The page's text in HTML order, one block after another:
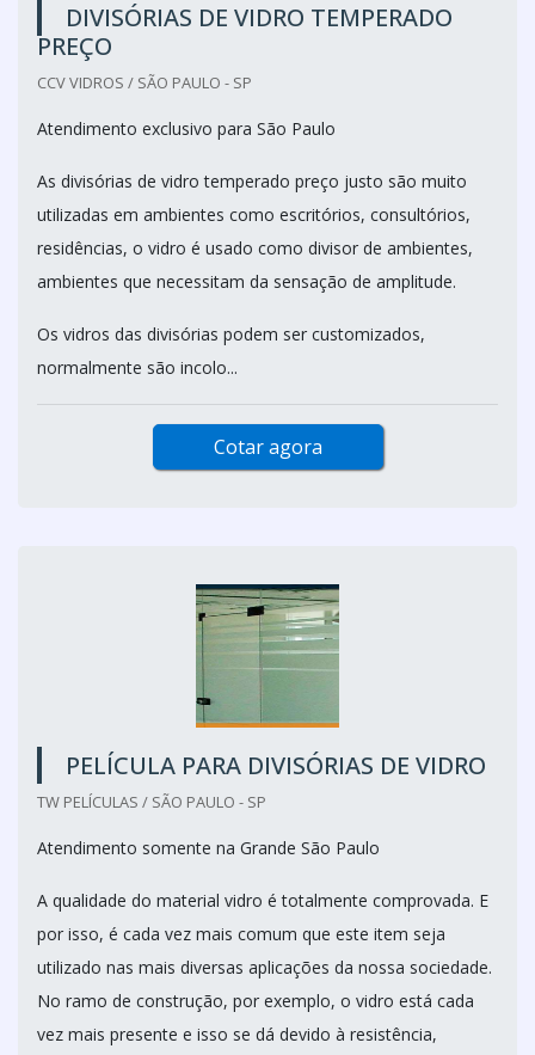
DIVISÓRIAS DE VIDRO TEMPERADO
PREÇO
CCV VIDROS / SÃO PAULO - SP
Atendimento exclusivo para São Paulo
As divisórias de vidro temperado preço justo são muito
utilizadas em ambientes como escritórios, consultórios,
residências, o vidro é usado como divisor de ambientes,
ambientes que necessitam da sensação de amplitude.
Os vidros das divisórias podem ser customizados,
normalmente são incolo...
Cotar agora
PELÍCULA PARA DIVISÓRIAS DE VIDRO
TW PELÍCULAS / SÃO PAULO - SP
Atendimento somente na Grande São Paulo
A qualidade do material vidro é totalmente comprovada. E
por isso, é cada vez mais comum que este item seja
utilizado nas mais diversas aplicações da nossa sociedade.
No ramo de construção, por exemplo, o vidro está cada
vez mais presente e isso se dá devido à resistência,